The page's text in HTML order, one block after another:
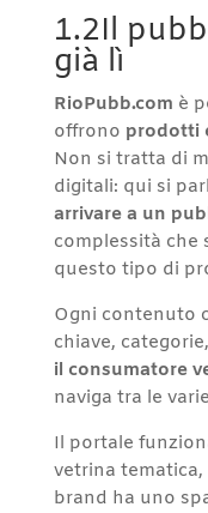
1.2Il
già lì
RioPubb.com è
offrono prodotti
Non si tratta di
digitali: qui si
arrivare a un
complessità che
questo tipo di
Ogni contenuto
chiave,
il consumatore
naviga tra le
Il portale
vetrina
brand ha uno